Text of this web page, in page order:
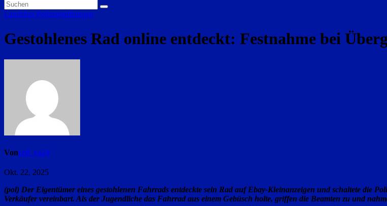
Landshut Polizeimeldungen
Gestohlenes Rad online entdeckt: Festnahme bei
Vonred_ra24
Okt. 22, 2025
(pol) Der Eigentümer eines gestohlenen Fahrrads entdeckte sein Rad auf Ebay-Kleinanzeigen und schaltete die
Verkäufer vereinbart. Als der Jugendliche das Fahrrad aus einem Gebüsch holte, griffen die Beamten zu und